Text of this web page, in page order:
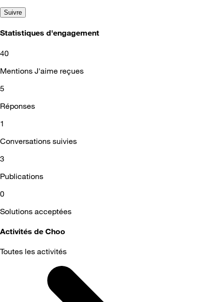
Suivre
Statistiques d'engagement
40
Mentions J'aime reçues
5
Réponses
1
Conversations suivies
3
Publications
0
Solutions acceptées
Activités de Choo
Toutes les activités